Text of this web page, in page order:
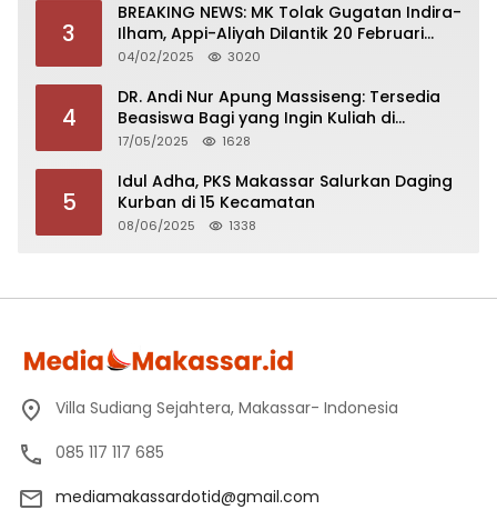
3
BREAKING NEWS: MK Tolak Gugatan Indira-
Ilham, Appi-Aliyah Dilantik 20 Februari
2025
04/02/2025 3020
4
DR. Andi Nur Apung Massiseng: Tersedia
Beasiswa Bagi yang Ingin Kuliah di
Fakultas Perikanan UCM
17/05/2025 1628
5
Idul Adha, PKS Makassar Salurkan Daging
Kurban di 15 Kecamatan
08/06/2025 1338
Villa Sudiang Sejahtera, Makassar- Indonesia
085 117 117 685
mediamakassardotid@gmail.com